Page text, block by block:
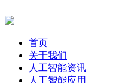
首页
关于我们
人工智能资讯
人工智能应用